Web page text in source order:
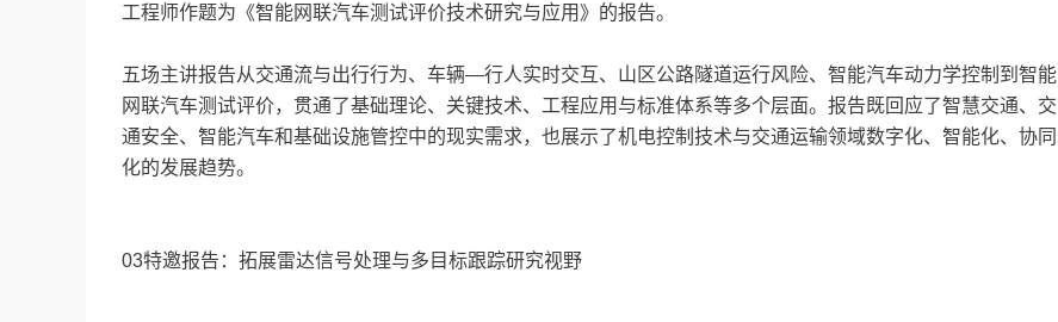
工程师作题为《智能网联汽车测试评价技术研究与应用》的报告。
五场主讲报告从交通流与出行行为、车辆—行人实时交互、山区公路隧道运行风险、智能汽车动力学控制到智能
网联汽车测试评价，贯通了基础理论、关键技术、工程应用与标准体系等多个层面。报告既回应了智慧交通、交
通安全、智能汽车和基础设施管控中的现实需求，也展示了机电控制技术与交通运输领域数字化、智能化、协同
化的发展趋势。
03特邀报告：拓展雷达信号处理与多目标跟踪研究视野